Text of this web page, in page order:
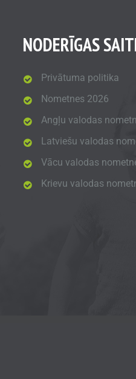
NODERĪGAS
Privātuma politika
Nometnes 2026
Angļu valodas
Latviešu valodas
Vācu valodas
Krievu valodas